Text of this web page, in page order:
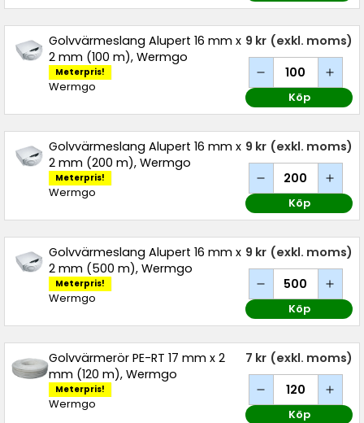
Golvvärmeslang Alupert 16 mm x
2 mm (100 m), Wermgo
Meterpris!
Wermgo
9 kr (exkl. moms)
Köp
Golvvärmeslang Alupert 16 mm x
2 mm (200 m), Wermgo
Meterpris!
Wermgo
9 kr (exkl. moms)
Köp
Golvvärmeslang Alupert 16 mm x
2 mm (500 m), Wermgo
Meterpris!
Wermgo
9 kr (exkl. moms)
Köp
Golvvärmerör PE-RT 17 mm x 2
mm (120 m), Wermgo
Meterpris!
Wermgo
7 kr (exkl. moms)
Köp